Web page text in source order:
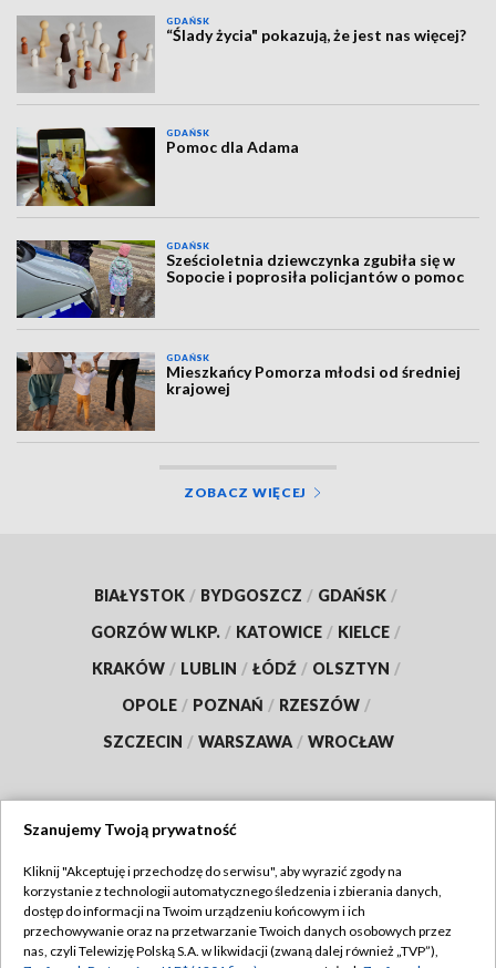
GDAŃSK
“Ślady życia" pokazują, że jest nas więcej?
GDAŃSK
Pomoc dla Adama
GDAŃSK
Sześcioletnia dziewczynka zgubiła się w
Sopocie i poprosiła policjantów o pomoc
GDAŃSK
Mieszkańcy Pomorza młodsi od średniej
krajowej
ZOBACZ WIĘCEJ
BIAŁYSTOK / BYDGOSZCZ / GDAŃSK /
GORZÓW WLKP. / KATOWICE / KIELCE /
KRAKÓW / LUBLIN / ŁÓDŹ / OLSZTYN /
OPOLE / POZNAŃ / RZESZÓW /
SZCZECIN / WARSZAWA / WROCŁAW
TVP
Abonament TVP
Regulamin TVP
Szanujemy Twoją prywatność
Kliknij "Akceptuję i przechodzę do serwisu", aby wyrazić zgody na
korzystanie z technologii automatycznego śledzenia i zbierania danych,
dostęp do informacji na Twoim urządzeniu końcowym i ich
przechowywanie oraz na przetwarzanie Twoich danych osobowych przez
nas, czyli Telewizję Polską S.A. w likwidacji (zwaną dalej również „TVP”),